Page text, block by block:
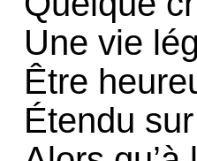
Une vie
Être
Étendu